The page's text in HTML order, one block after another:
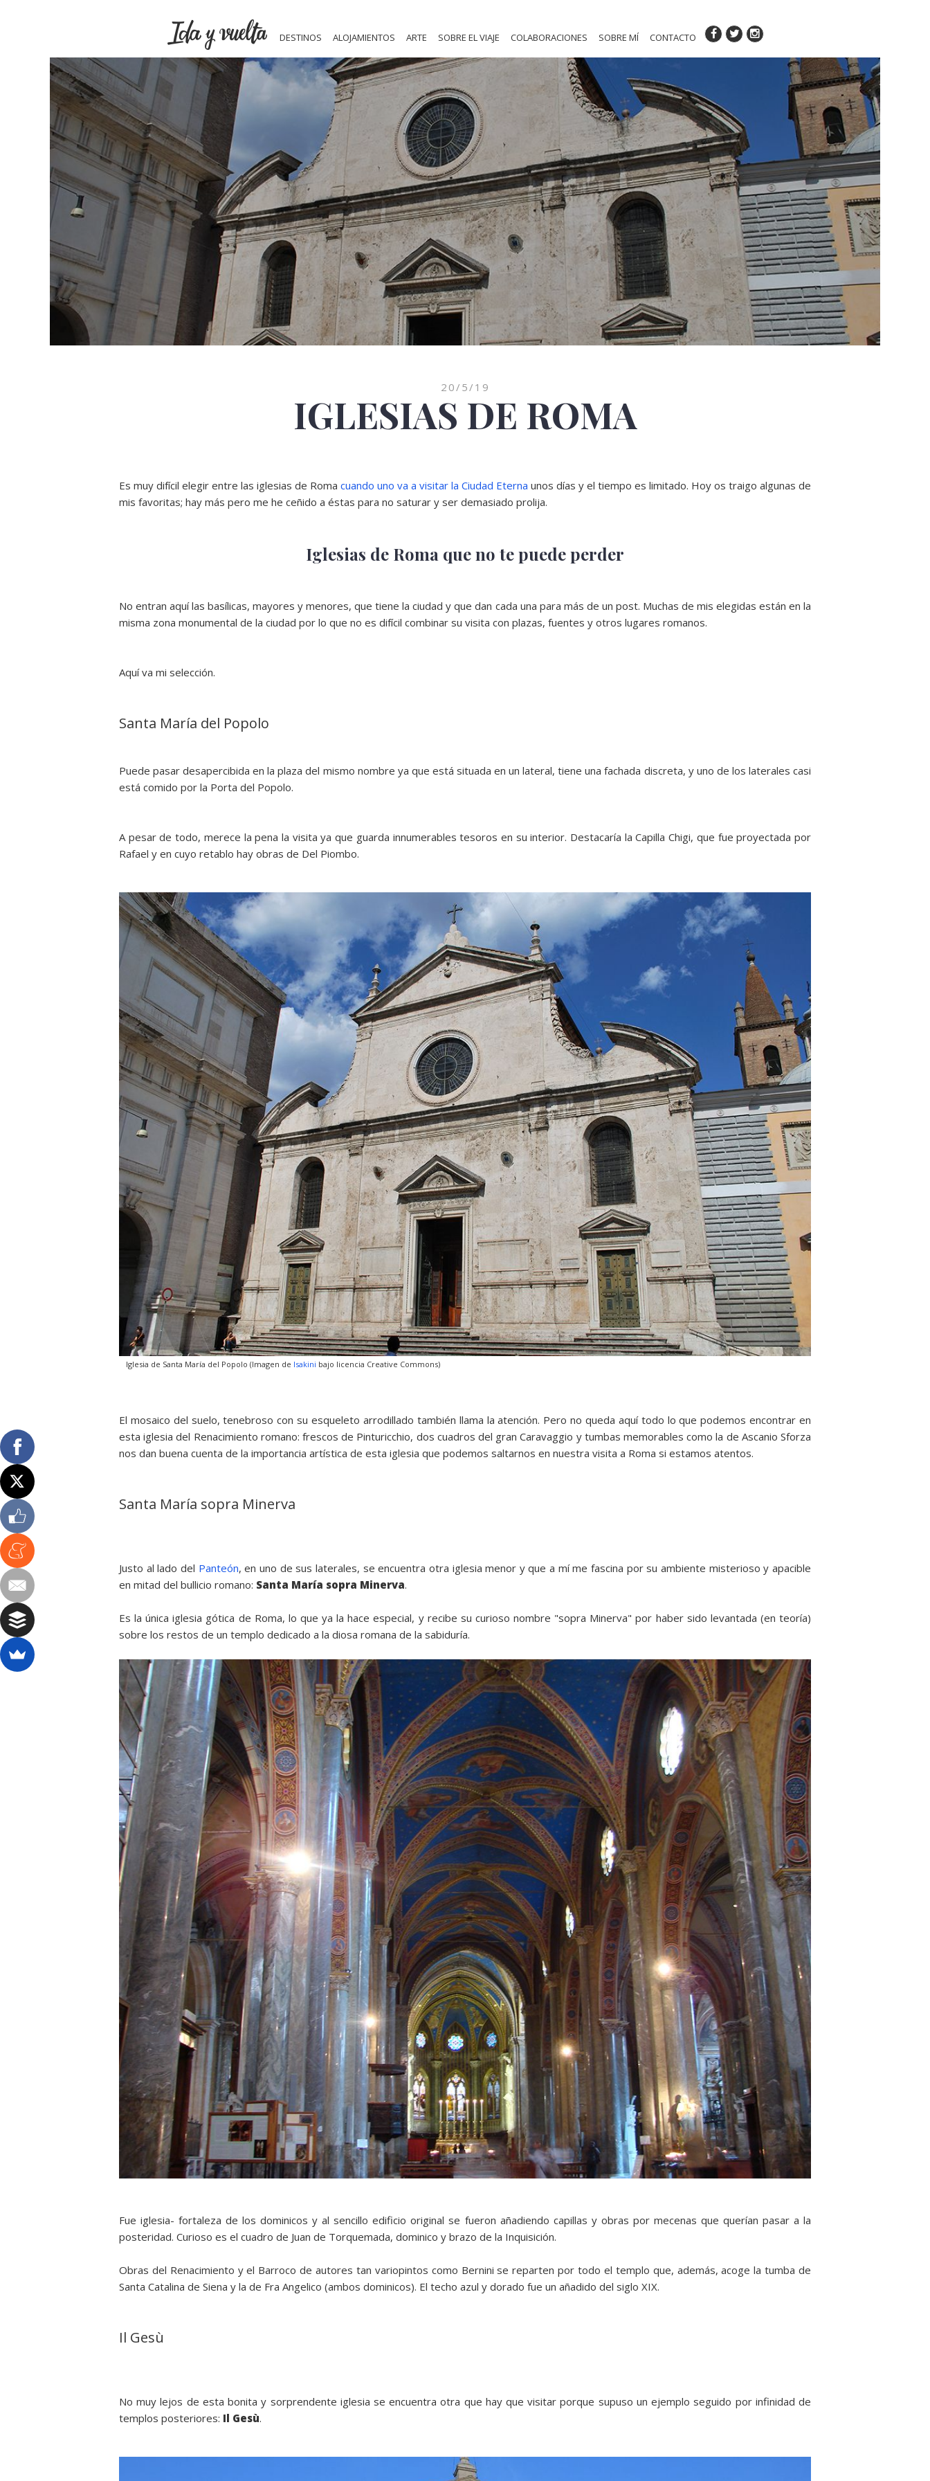
DESTINOS ALOJAMIENTOS ARTE SOBRE EL VIAJE COLABORACIONES SOBRE MÍ CONTACTO
20/5/19
IGLESIAS DE ROMA
Es muy difícil elegir entre las iglesias de Roma cuando uno va a visitar la Ciudad Eterna unos días y el tiempo es limitado. Hoy os traigo algunas de
mis favoritas; hay más pero me he ceñido a éstas para no saturar y ser demasiado prolija.
Iglesias de Roma que no te puede perder
No entran aquí las basílicas, mayores y menores, que tiene la ciudad y que dan cada una para más de un post. Muchas de mis elegidas están en la
misma zona monumental de la ciudad por lo que no es difícil combinar su visita con plazas, fuentes y otros lugares romanos.
Aquí va mi selección.
Santa María del Popolo
Puede pasar desapercibida en la plaza del mismo nombre ya que está situada en un lateral, tiene una fachada discreta, y uno de los laterales casi
está comido por la Porta del Popolo.
A pesar de todo, merece la pena la visita ya que guarda innumerables tesoros en su interior. Destacaría la Capilla Chigi, que fue proyectada por
Rafael y en cuyo retablo hay obras de Del Piombo.
Iglesia de Santa María del Popolo (Imagen de Isakini bajo licencia Creative Commons)
El mosaico del suelo, tenebroso con su esqueleto arrodillado también llama la atención. Pero no queda aquí todo lo que podemos encontrar en
esta iglesia del Renacimiento romano: frescos de Pinturicchio, dos cuadros del gran Caravaggio y tumbas memorables como la de Ascanio Sforza
nos dan buena cuenta de la importancia artística de esta iglesia que podemos saltarnos en nuestra visita a Roma si estamos atentos.
Santa María sopra Minerva
Justo al lado del Panteón, en uno de sus laterales, se encuentra otra iglesia menor y que a mí me fascina por su ambiente misterioso y apacible
en mitad del bullicio romano: Santa María sopra Minerva.
Es la única iglesia gótica de Roma, lo que ya la hace especial, y recibe su curioso nombre "sopra Minerva" por haber sido levantada (en teoría)
sobre los restos de un templo dedicado a la diosa romana de la sabiduría.
Fue iglesia- fortaleza de los dominicos y al sencillo edificio original se fueron añadiendo capillas y obras por mecenas que querían pasar a la
posteridad. Curioso es el cuadro de Juan de Torquemada, dominico y brazo de la Inquisición.
Obras del Renacimiento y el Barroco de autores tan variopintos como Bernini se reparten por todo el templo que, además, acoge la tumba de
Santa Catalina de Siena y la de Fra Angelico (ambos dominicos). El techo azul y dorado fue un añadido del siglo XIX.
Il Gesù
No muy lejos de esta bonita y sorprendente iglesia se encuentra otra que hay que visitar porque supuso un ejemplo seguido por infinidad de
templos posteriores: Il Gesù.